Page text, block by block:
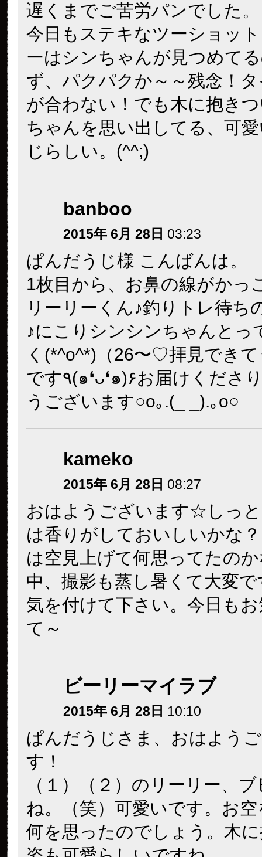
遅くまでご苦労パンでした。
今日もステキなツーショッ
ーはシンちゃんが見つめて
ず、パクパクか～～残念！
が合わない！でも木に抱き
ちゃんを思い出してる、可
じらしい。(^^;)
banboo
2015年 6月 28日 03:23
ぱんだうじ様 こんばんは。
1枚目から、お鼻の線がかっ
リーリーくん♪釣りトレ待ち
♪にこりシンシンちゃんとっ
く(*^o^*)（26〜♡拝見でき
です٩(๑❛ᴗ❛๑)۶お届けくださりありがと
うございます○o｡.(_ _).｡o○
kameko
2015年 6月 28日 08:27
おはようございます☆しっ
は香りがしておいしいかな
は空見上げて何思ってたの
中、撮影も蒸し暑くて大変
気を付けて下さい。今日も
て～
ビーリーマイラブ
2015年 6月 28日 10:10
ぱんだうじさま、おはよう
す！
（１）（２）のリーリー、
ね。（笑）可愛いです。お
何を思ったのでしょう。木